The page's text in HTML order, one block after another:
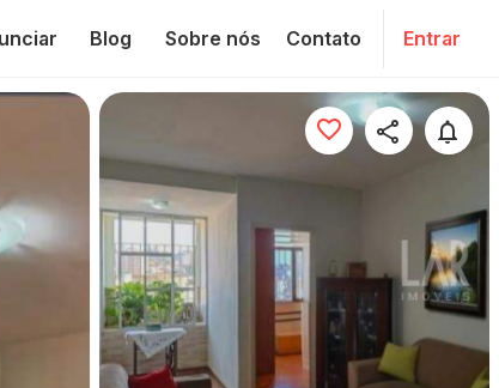
Blog Sobre nós Contato Entrar